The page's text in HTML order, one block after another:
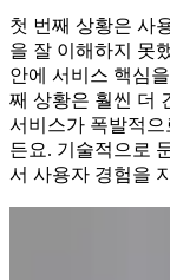
첫 번째 상황은 사
을 잘 이해하지 못
안에 서비스 핵심
째 상황은 훨씬 더
서비스가 폭발적
든요. 기술적으로
서 사용자 경험을